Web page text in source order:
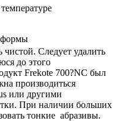
формы
Следует удалить
до этого
Frekote 700?NC был
производиться
или другими
При наличии больших
тонкие абразивы.